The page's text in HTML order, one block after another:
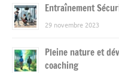
Entraînement
29 novembre 2023
Pleine nature et
coaching